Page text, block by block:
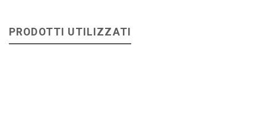
PRODOTTI UTILIZZATI